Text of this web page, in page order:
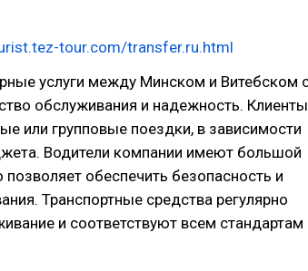
tour.com/transfer.ru.html
услуги между Минском и Витебском
обслуживания и надежность. Клиенты
или групповые поездки, в зависимости
Водители компании имеют большой
обеспечить безопасность и
Транспортные средства регулярно
и соответствуют всем стандартам